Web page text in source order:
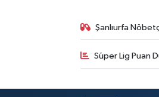
Şanlıurfa
Süper Lig Puan